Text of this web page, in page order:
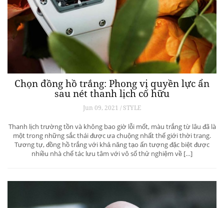
Chọn đồng hồ trắng: Phong vị quyền lực ẩn
sau nét thanh lịch cố hữu
Jun 09, 2021 / STYLE
Thanh lịch trường tồn và không bao giờ lỗi mốt, màu trắng từ lâu đã là
một trong những sắc thái được ưa chuộng nhất thế giới thời trang.
Tương tự, đồng hồ trắng với khả năng tạo ấn tượng đặc biệt được
nhiều nhà chế tác lưu tâm với vô số thử nghiệm về […]